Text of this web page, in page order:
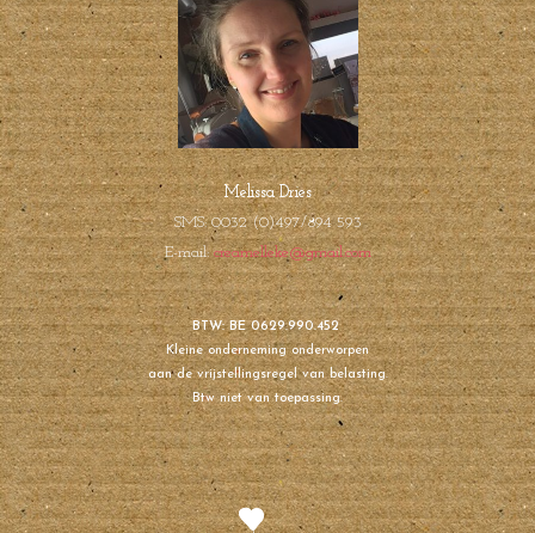
Melissa Dries
SMS: 0032 (0)497/894 593
E-mail:creamelleke@gmail.com
BTW: BE 0629.990.452
Kleine onderneming onderworpen
aan de vrijstellingsregel van belasting.
Btw niet van toepassing.